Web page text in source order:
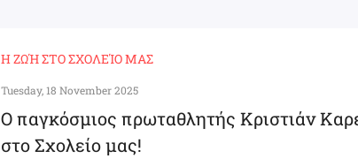
Η ΖΩΉ ΣΤΟ ΣΧΟΛΕΊΟ ΜΑΣ
Tuesday, 18 November 2025
Ο παγκόσμιος πρωταθλητής Κριστιάν
στο Σχολείο μας!